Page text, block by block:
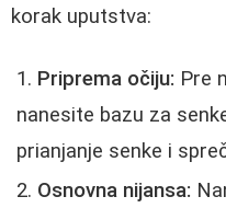
korak uputstva:
Priprema očiju: Pre
nanesite bazu za
prianjanje senke i
Osnovna nijansa: